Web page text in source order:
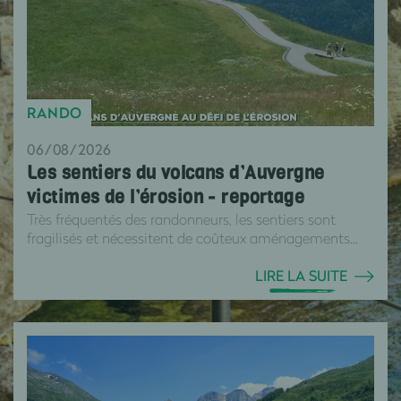
RANDO
06/08/2026
Les sentiers du volcans d’Auvergne
victimes de l’érosion - reportage
Très fréquentés des randonneurs, les sentiers sont
fragilisés et nécessitent de coûteux aménagements...
LIRE LA SUITE